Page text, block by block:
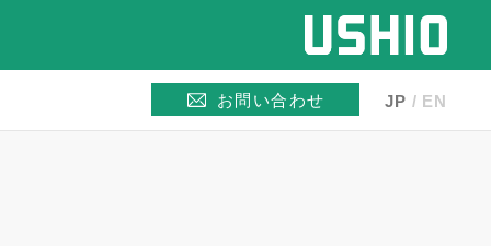
お問い合わせ JP EN